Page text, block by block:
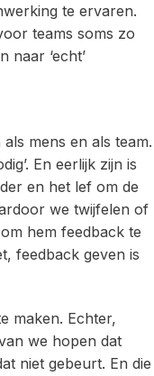
te ervaren.
teams soms zo
naar ‘echt’
mens en als team.
En eerlijk zijn is
en het lef om de
we twijfelen of
hem feedback te
feedback geven is
maken. Echter,
we hopen dat
niet gebeurt. En die